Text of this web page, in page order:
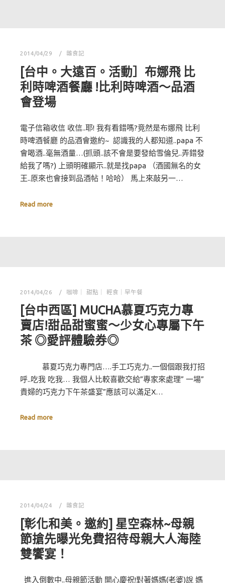
2014/04/29 雜食記
[台中。大遠百。活動］布娜飛 比
利時啤酒餐廳 !比利時啤酒～品酒
會登場
電子信箱收信 收信..耶! 我有看錯嗎?竟然是布娜飛 比利
時啤酒餐廳 的品酒會邀約~ 認識我的人都知道..papa 不
會喝酒..毫無酒量…(抓頭..該不會是要發給雪倫兒..弄錯發
給我了嗎?) 上頭明確顯示..就是找papa （酒國無名的女
王..原來也會接到品酒帖！哈哈） 馬上來敲另一…
Read more
2014/04/26 咖啡｜ 甜點｜ 輕食｜早午餐
[台中西區] MUCHA慕夏巧克力專
賣店!甜品甜蜜蜜～少女心專屬下午
茶 ◎愛評體驗券◎
慕夏巧克力專門店….手工巧克力..一個個跟我打招
呼..吃我 吃我… 我個人比較喜歡交給”專家來處理” 一場”
貴婦的巧克力下午茶盛宴”應該可以滿足X…
Read more
2014/04/24 雜食記
[彰化和美。邀約] 星空森林~母親
節搶先曝光免費招待母親大人海陸
雙饗宴！
進入倒數中..母親節活動 開心慶祝!對著媽媽(老婆)說 媽